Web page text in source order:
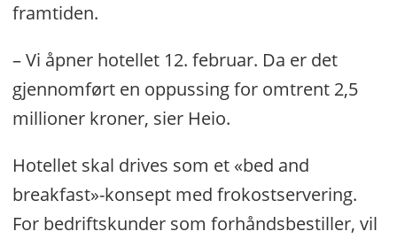
framtiden.
– Vi åpner hotellet 12. februar. Da er det
gjennomført en oppussing for omtrent 2,5
millioner kroner, sier Heio.
Hotellet skal drives som et «bed and
breakfast»-konsept med frokostservering.
For bedriftskunder som forhåndsbestiller, vil